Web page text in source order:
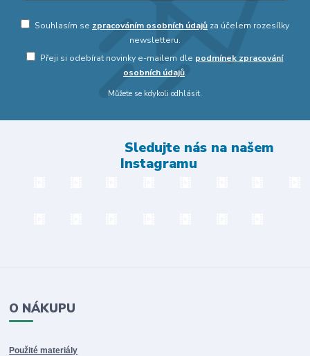
Souhlasím se zpracováním osobních údajůza účelem rozesílky
newsletteru.
Přeji si odebírat novinky e-mailem dle podmínek zpracování
osobních údajů.
Můžete se kdykoli odhlásit.
Sledujte nás na našem
Instagramu
O NÁKUPU
Použité materiály